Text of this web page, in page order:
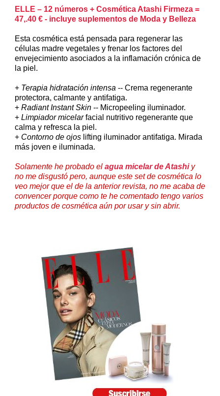
ELLE – 12 números + Cosmética Atashi Firmeza =
47,.40 € - incluye suplementos de Moda y Belleza
Esta cosmética está pensada para regenerar las
células madre vegetales y frenar los factores del
envejecimiento asociados a la inflamación crónica de
la piel.
+ Terapia hidratación intensa -- Crema regenerante
protectora, calmante y antifatiga.
+ Radiant Instant Skin -- Micropeeling iluminador.
+ Limpiador micelarfacial nutritivo regenerante que
calma y refresca la piel.
+ Contorno de ojos lifting iluminador antifatiga. Mirada
más joven e iluminada.
Solamente he probado el agua micelar de Atashiy
no me disgustó pero, aunque este set de cosmética lo
veo mejor que el de la anterior revista, no me acaba de
convencer porque como te he comentado tengo varios
productos de cosmética aún por usar y sin abrir.